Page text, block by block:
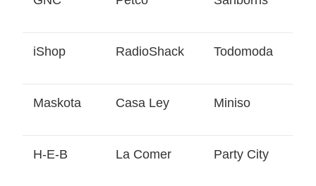
iShop RadioShack Todomoda
Maskota Casa Ley Miniso
H-E-B La Comer Party City